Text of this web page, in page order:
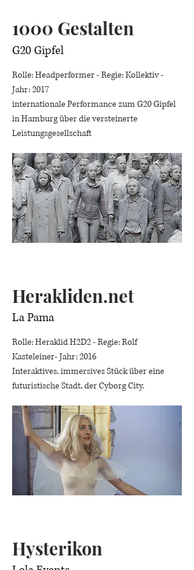
1000 Gestalten
G20 Gipfel
Rolle: Headperformer - Regie: Kollektiv -
Jahr: 2017
internationale Performance zum G20 Gipfel
in Hamburg über die versteinerte
Leistungsgesellschaft
Herakliden.net
La Pama
Rolle: Heraklid H2D2 - Regie: Rolf
Kasteleiner- Jahr: 2016
Interaktives, immersives Stück über eine
futuristische Stadt, der Cyborg City.
Hysterikon